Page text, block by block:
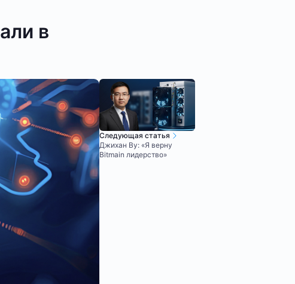
в
Следующая статья
Джихан Ву: «Я верну
Bitmain лидерство»